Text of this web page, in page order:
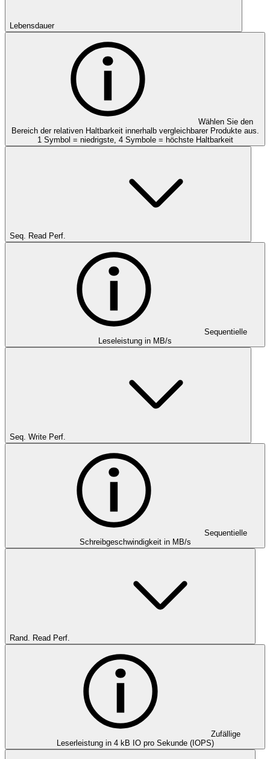
Lebensdauer
Wählen Sie den
Bereich der relativen Haltbarkeit innerhalb vergleichbarer Produkte aus.
1 Symbol = niedrigste, 4 Symbole = höchste Haltbarkeit
Seq. Read Perf.
Sequentielle
Leseleistung in MB/s
Seq. Write Perf.
Sequentielle
Schreibgeschwindigkeit in MB/s
Rand. Read Perf.
Zufällige
Leserleistung in 4 kB IO pro Sekunde (IOPS)